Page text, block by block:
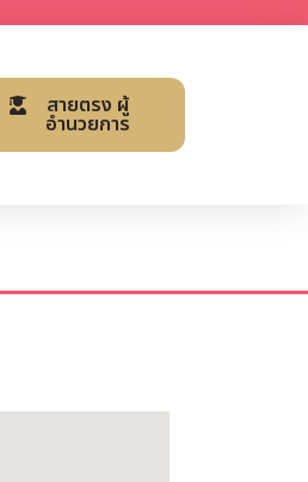
สายตรง ผู้
อำนวยการ